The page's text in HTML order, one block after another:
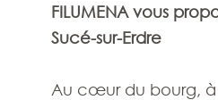
FILUMENA vous
Sucé-sur-Erdre
Au cœur du bourg, à